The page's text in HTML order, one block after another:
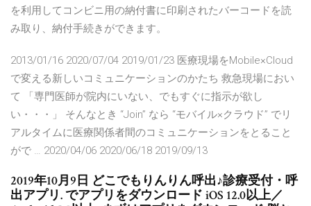
を利用してコンビニ用の納付書に印刷されたバーコードを読
み取り、納付手続きができます。
2013/01/16 2020/07/04 2019/01/23 医療現場をMobile×Cloud
で変える新しいコミュニケーションのかたち 救急現場におい
て 「専門医師が院内にいない、でもすぐに指示が欲し
い・・・」 そんなとき “Join” なら “モバイル×クラウド” でリ
アルタイムに医療関係者間のコミュニケーションをとること
がで … 2020/04/06 2020/06/18 2019/09/13
2019年10月9日 どこでもりんりん呼出♪診療受付・呼
出アプリ. でアプリをダウンロード iOS 12.0以上／